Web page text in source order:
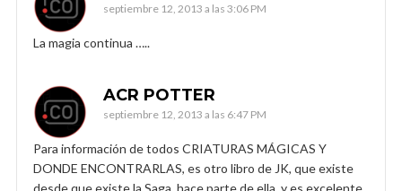
septiembre 12, 2013 a las 3:06 PM
La magia continua …..
ACR POTTER
septiembre 12, 2013 a las 6:47 PM
Para información de todos CRIATURAS MÁGICAS Y
DONDE ENCONTRARLAS, es otro libro de JK, que existe
desde que existe la Saga, hace parte de ella, y es excelente.